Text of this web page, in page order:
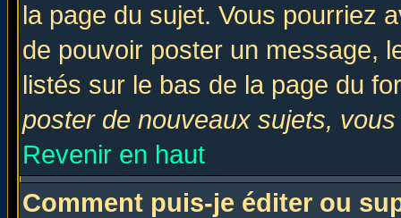
la page du sujet. Vous pourriez
de pouvoir poster un message,
listés sur le bas de la page du
poster de nouveaux sujets,
Revenir en haut
Comment puis-je éditer ou